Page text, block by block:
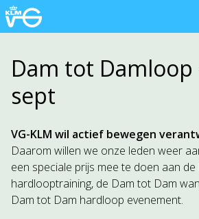
Dam tot Damloop
sept
VG-KLM wil actief bewegen
Daarom willen we onze leden weer
een speciale prijs mee te doen aan
hardlooptraining, de Dam tot Dam
Dam tot Dam hardloop evenement.